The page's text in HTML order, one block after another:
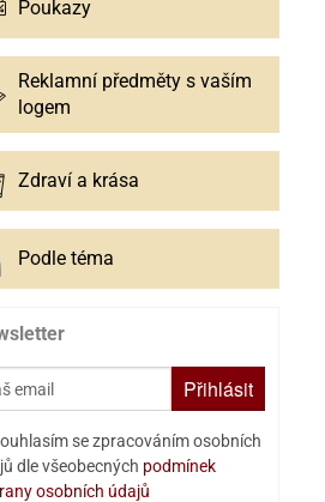
Poukazy
Reklamní předměty s vaším
logem
Zdraví a krása
Podle téma
Přihlásit
se zpracováním osobních
dle všeobecných podmínek
osobních údajů